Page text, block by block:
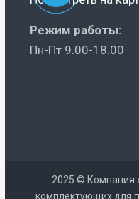
Режим работы:
Пн-Пт 9.00-18.00
2025 © Компания
комплектующих для